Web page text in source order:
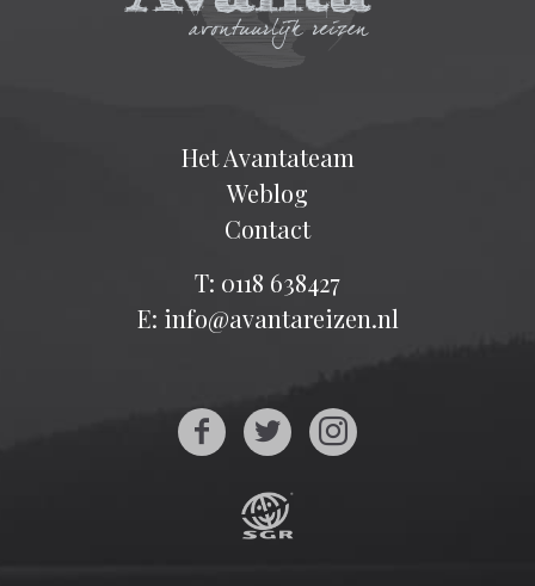
Het Avantateam
Weblog
Contact
T: 0118 638427
E: info@avantareizen.nl